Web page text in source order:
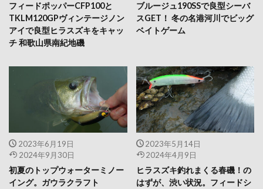
フィードポッパーCFP100と
TKLM120GPヴィンテージノン
アイで良型ヒラスズキをキャッ
チ 和歌山県南紀地磯
ブルージュ190SSで良型シーバ
スGET！ 冬の名港河川でビッグ
ベイトゲーム
2023年6月19日
2024年9月30日
初夏のトップウォーターミノー
イング。ガウラクラフト
2023年5月14日
2024年4月9日
ヒラスズキ釣れまくる春磯！の
はずが、渋い状況。フィードシ